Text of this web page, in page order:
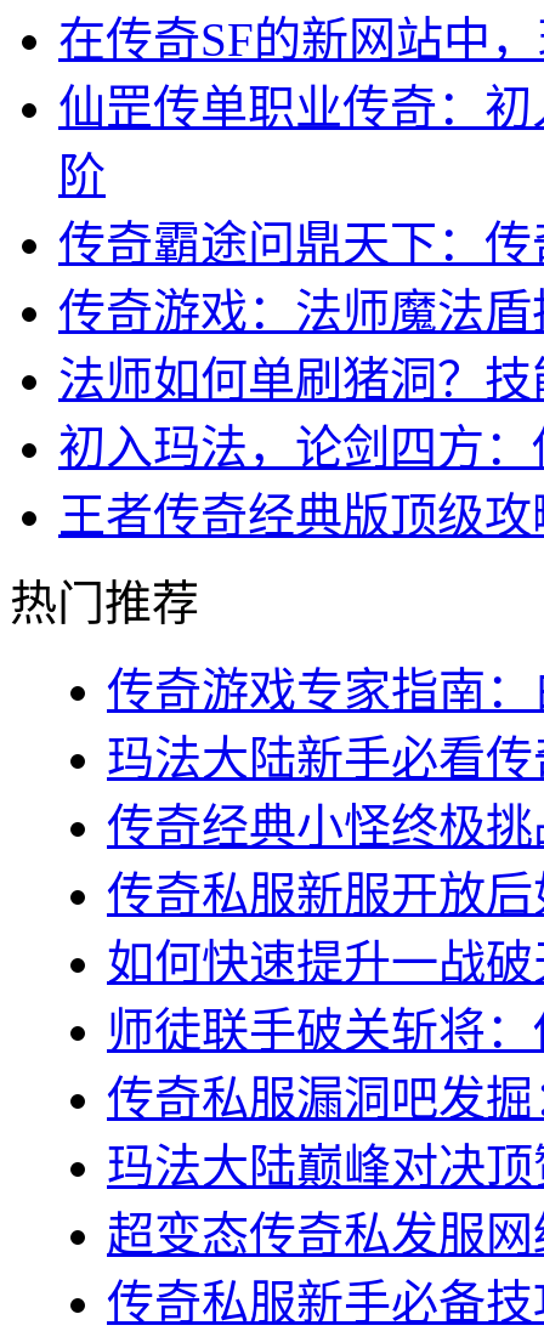
在传奇SF的新网站中
仙罡传单职业传奇：
阶
传奇霸途问鼎天下：
传奇游戏：法师魔法
法师如何单刷猪洞？
初入玛法，论剑四方
王者传奇经典版顶级
热门推荐
传奇游戏专家指南
玛法大陆新手必看
传奇经典小怪终极
传奇私服新服开放
如何快速提升一战
师徒联手破关斩将
传奇私服漏洞吧发
玛法大陆巅峰对决
超变态传奇私发服
传奇私服新手必备